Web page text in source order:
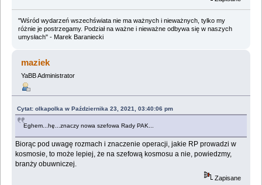
"Wśród wydarzeń wszechświata nie ma ważnych i nieważnych, tylko my
różnie je postrzegamy. Podział na ważne i nieważne odbywa się w naszych
umysłach" - Marek Baraniecki
maziek
YaBB Administrator
Cytat: olkapolka w Października 23, 2021, 03:40:06 pm
Eghem...hę...znaczy nowa szefowa Rady PAK...
Biorąc pod uwagę rozmach i znaczenie operacji, jakie RP prowadzi w
kosmosie, to może lepiej, że na szefową kosmosu a nie, powiedzmy,
branży obuwniczej.
Zapisane